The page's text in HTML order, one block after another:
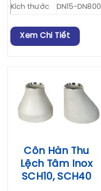
Kích thước
DN15-DN800
Xem Chi Tiết
Côn Hàn Thu
Lệch Tâm Inox
SCH10, SCH40